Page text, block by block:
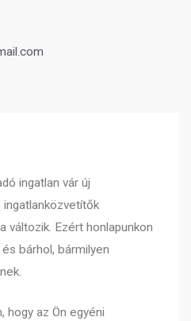
ingatlan vár új
ingatlanközvetítők
változik. Ezért honlapunkon
bárhol, bármilyen
hogy az Ön egyéni